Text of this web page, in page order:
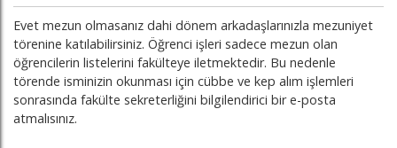
Evet mezun olmasanız dahi dönem arkadaşlarınızla mezuniyet
törenine katılabilirsiniz. Öğrenci işleri sadece mezun olan
öğrencilerin listelerini fakülteye iletmektedir. Bu nedenle
törende isminizin okunması için cübbe ve kep alım işlemleri
sonrasında fakülte sekreterliğini bilgilendirici bir e-posta
atmalısınız.